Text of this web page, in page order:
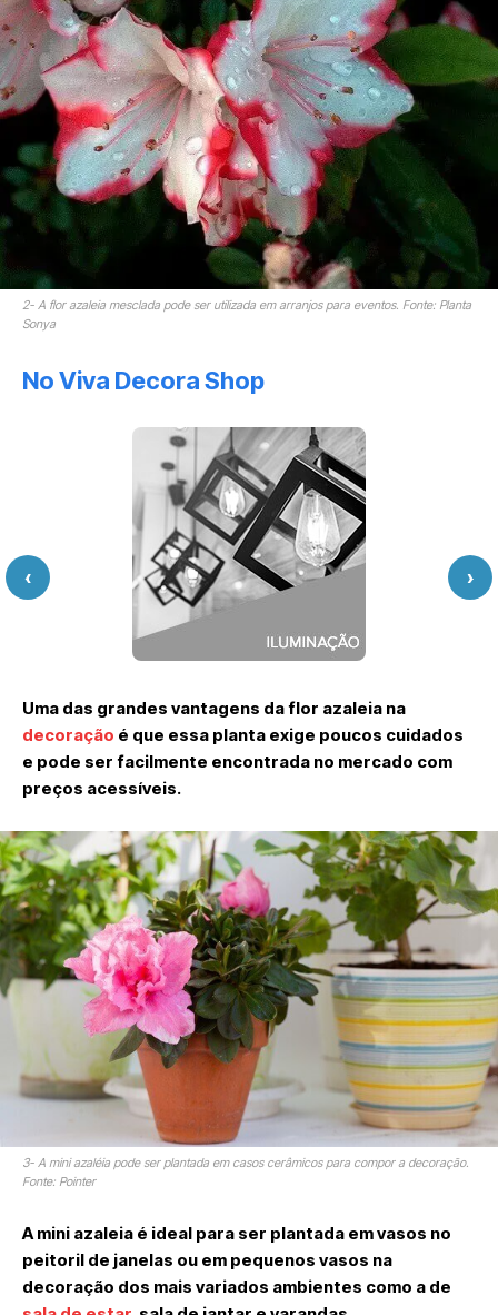
2- A flor azaleia mesclada pode ser utilizada em arranjos para eventos. Fonte: Planta
Sonya
No Viva Decora Shop
‹ ›
Uma das grandes vantagens da flor azaleia na
decoração é que essa planta exige poucos cuidados
e pode ser facilmente encontrada no mercado com
preços acessíveis.
3- A mini azaléia pode ser plantada em casos cerâmicos para compor a decoração.
Fonte: Pointer
A mini azaleia é ideal para ser plantada em vasos no
peitoril de janelas ou em pequenos vasos na
decoração dos mais variados ambientes como a de